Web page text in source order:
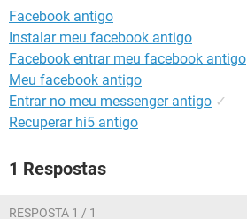
Facebook antigo
Instalar meu facebook antigo
Facebook entrar meu facebook antigo
Meu facebook antigo
Entrar no meu messenger antigo ✓
Recuperar hi5 antigo
1 Respostas
RESPOSTA 1 / 1